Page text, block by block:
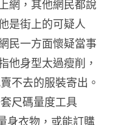
網，其他網民都說
是街上的可疑人
民一方面懷疑當事
他身型太過瘦削，
不去的服裝寄出。
尺碼量度工具
身衣物，或能訂購